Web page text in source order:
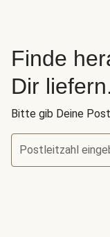
Finde
Dir liefern.
Bitte gib Deine
Postleitzahl